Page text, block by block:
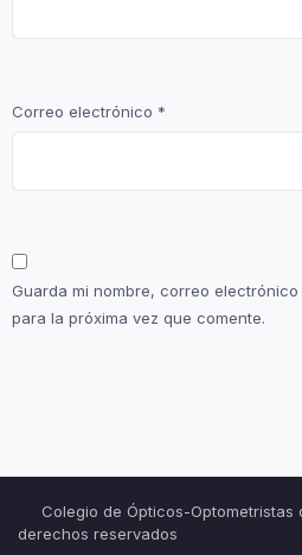
Correo electrónico *
Guarda mi nombre, correo
para la próxima vez que comente.
Colegio de Ópticos-
derechos reservados